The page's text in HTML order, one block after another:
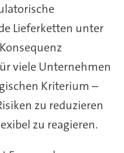
Lieferketten unter
viele Unternehmen
Kriterium –
zu reduzieren
zu reagieren.